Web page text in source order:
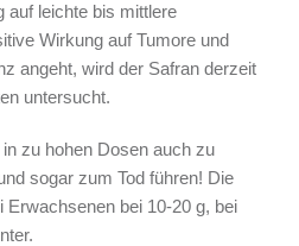
auf leichte bis mittlere
Wirkung auf Tumore und
angeht, wird der Safran derzeit
untersucht.
zu hohen Dosen auch zu
sogar zum Tod führen! Die
Erwachsenen bei 10-20 g, bei